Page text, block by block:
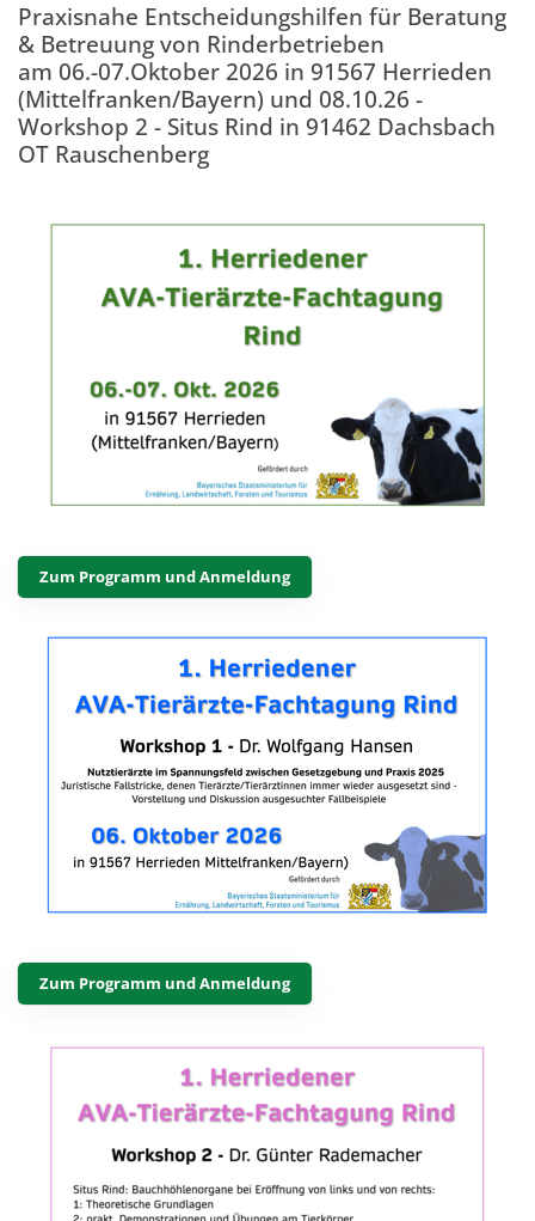
Praxisnahe Entscheidungshilfen für Beratung
& Betreuung von Rinderbetrieben
am 06.-07.Oktober 2026 in 91567 Herrieden
(Mittelfranken/Bayern) und 08.10.26 -
Workshop 2 - Situs Rind in 91462 Dachsbach
OT Rauschenberg
Zum Programm und Anmeldung
Zum Programm und Anmeldung